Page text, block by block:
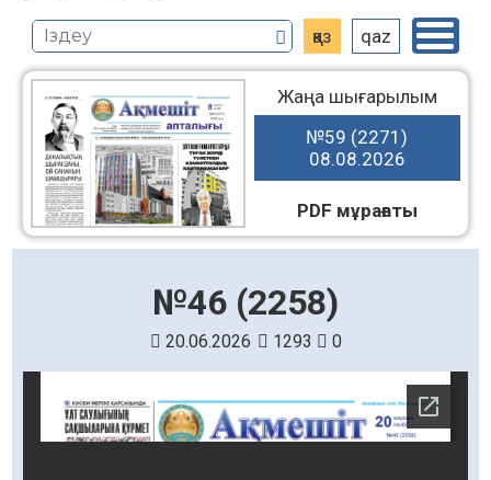
қаз qaz
Жаңа шығарылым
№59 (2271)
08.08.2026
PDF мұрағаты
№46 (2258)
20.06.2026 1293 0